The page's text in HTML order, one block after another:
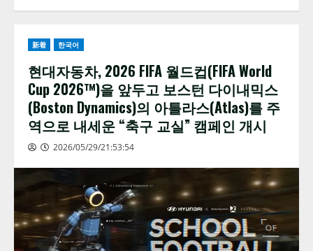
新着 한국어
현대자동차, 2026 FIFA 월드컵(FIFA World
Cup 2026™)을 앞두고 보스턴 다이내믹스
(Boston Dynamics)의 아틀라스(Atlas)를 주
역으로 내세운 “축구 교실” 캠페인 개시
2026/05/29/21:53:54